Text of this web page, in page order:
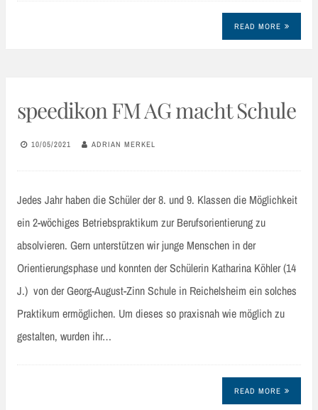
READ MORE
speedikon FM AG macht Schule
10/05/2021 ADRIAN MERKEL
Jedes Jahr haben die Schüler der 8. und 9. Klassen die Möglichkeit
ein 2-wöchiges Betriebspraktikum zur Berufsorientierung zu
absolvieren. Gern unterstützen wir junge Menschen in der
Orientierungsphase und konnten der Schülerin Katharina Köhler (14
J.) von der Georg-August-Zinn Schule in Reichelsheim ein solches
Praktikum ermöglichen. Um dieses so praxisnah wie möglich zu
gestalten, wurden ihr…
READ MORE